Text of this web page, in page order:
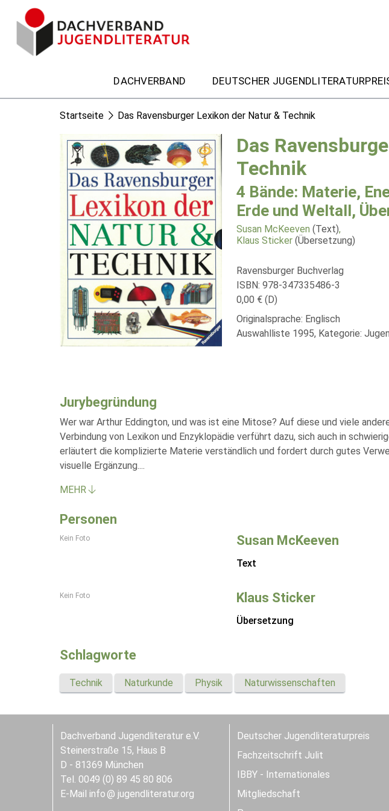
DACHVERBAND DEUTSCHER
Startseite Das Ravensburger Lexikon der Natur & Technik
Das
Technik
4 Bände: Materie,
Erde und Weltall,
Susan McKeeven (Text),
Klaus Sticker (Übersetzung)
Ravensburger Buchverlag
ISBN: 978-347335486-3
0,00 € (D)
Originalsprache: Englisch
Auswahlliste 1995, Kategorie:
Jurybegründung
Wer war Arthur Eddington, und was ist eine Mitose? Auf diese und viele
Verbindung von Lexikon und Enzyklopädie verführt dazu, sich auch in
erläutert die komplizierte Materie verständlich und fordert durch gutes
visuelle Ergänzung....
MEHR
Personen
Kein Foto Susan McKeeven
Text
Kein Foto Klaus Sticker
Übersetzung
Schlagworte
Technik Naturkunde Physik Naturwissenschaften
Dachverband Jugendliteratur e.V.
Steinerstraße 15, Haus B
D - 81369 München
Tel. 0049 (0) 89 45 80 806
E-Mail info jugendliteratur.org
Deutscher Jugendliteraturpreis
Fachzeitschrift Julit
IBBY - Internationales
Mitgliedschaft